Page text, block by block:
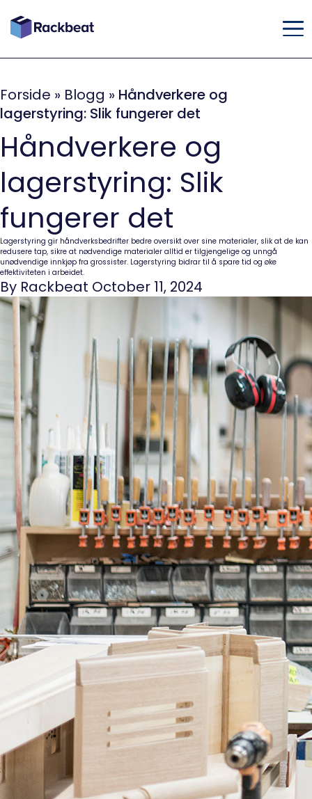
Forside » Blogg » Håndverkere og
lagerstyring: Slik fungerer det
Håndverkere og
lagerstyring: Slik
fungerer det
Lagerstyring gir håndverksbedrifter bedre oversikt over sine materialer, slik at de kan
redusere tap, sikre at nødvendige materialer alltid er tilgjengelige og unngå
unødvendige innkjøp fra grossister. Lagerstyring bidrar til å spare tid og øke
effektiviteten i arbeidet.
By Rackbeat October 11, 2024